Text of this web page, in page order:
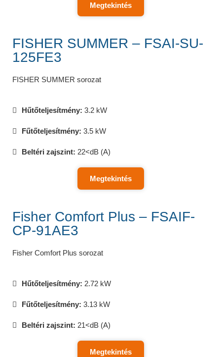
Megtekintés
FISHER SUMMER – FSAI-SU-
125FE3
FISHER SUMMER sorozat
Hűtőteljesítmény: 3.2 kW
Fűtőteljesítmény: 3.5 kW
Beltéri zajszint: 22<dB (A)
Megtekintés
Fisher Comfort Plus – FSAIF-
CP-91AE3
Fisher Comfort Plus sorozat
Hűtőteljesítmény: 2.72 kW
Fűtőteljesítmény: 3.13 kW
Beltéri zajszint: 21<dB (A)
Megtekintés